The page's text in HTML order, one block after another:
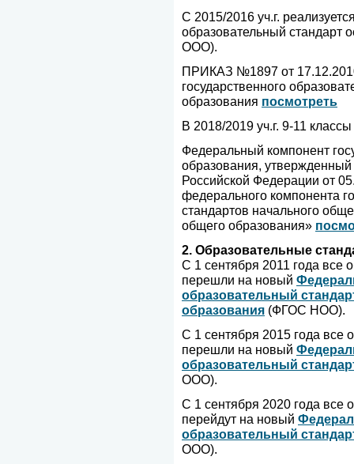
С 2015/2016 уч.г.
образовательный стандарт
ООО).
ПРИКАЗ №1897 от
государственного
образования посмотреть
В 2018/2019 уч.г. 9-11
Федеральный компонент
образования,
Российской Федерации от
федерального компонента
стандартов начального
общего образования»
2. Образовательные
С 1 сентября 2011 года все
перешли на новый
образовательный
образования (ФГОС НОО).
С 1 сентября 2015 года все
перешли на новый
образовательный
ООО).
С 1 сентября 2020 года все
перейдут на новый
образовательный
ООО).